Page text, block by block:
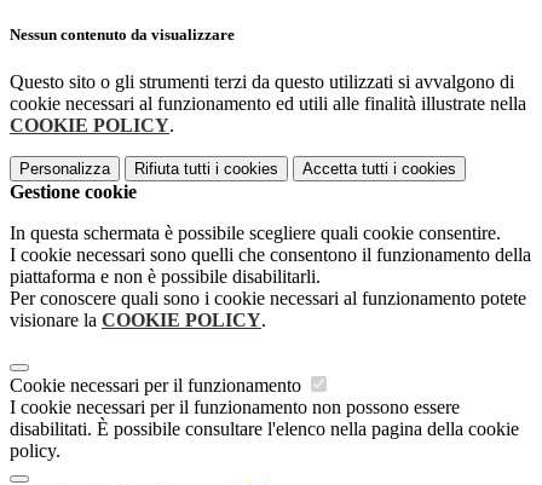
Nessun contenuto da visualizzare
Questo sito o gli strumenti terzi da questo utilizzati si avvalgono di
cookie necessari al funzionamento ed utili alle finalità illustrate nella
COOKIE POLICY.
Personalizza Rifiuta tutti i cookies Accetta tutti i cookies
Gestione cookie
In questa schermata è possibile scegliere quali cookie consentire.
I cookie necessari sono quelli che consentono il funzionamento della
piattaforma e non è possibile disabilitarli.
Per conoscere quali sono i cookie necessari al funzionamento potete
visionare la COOKIE POLICY.
Cookie necessari per il funzionamento
I cookie necessari per il funzionamento non possono essere
disabilitati. È possibile consultare l'elenco nella pagina della cookie
policy.